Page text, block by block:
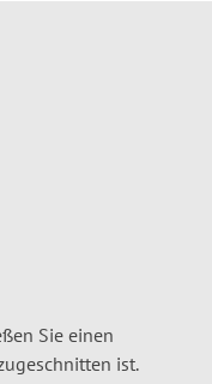
Sie einen
ist.